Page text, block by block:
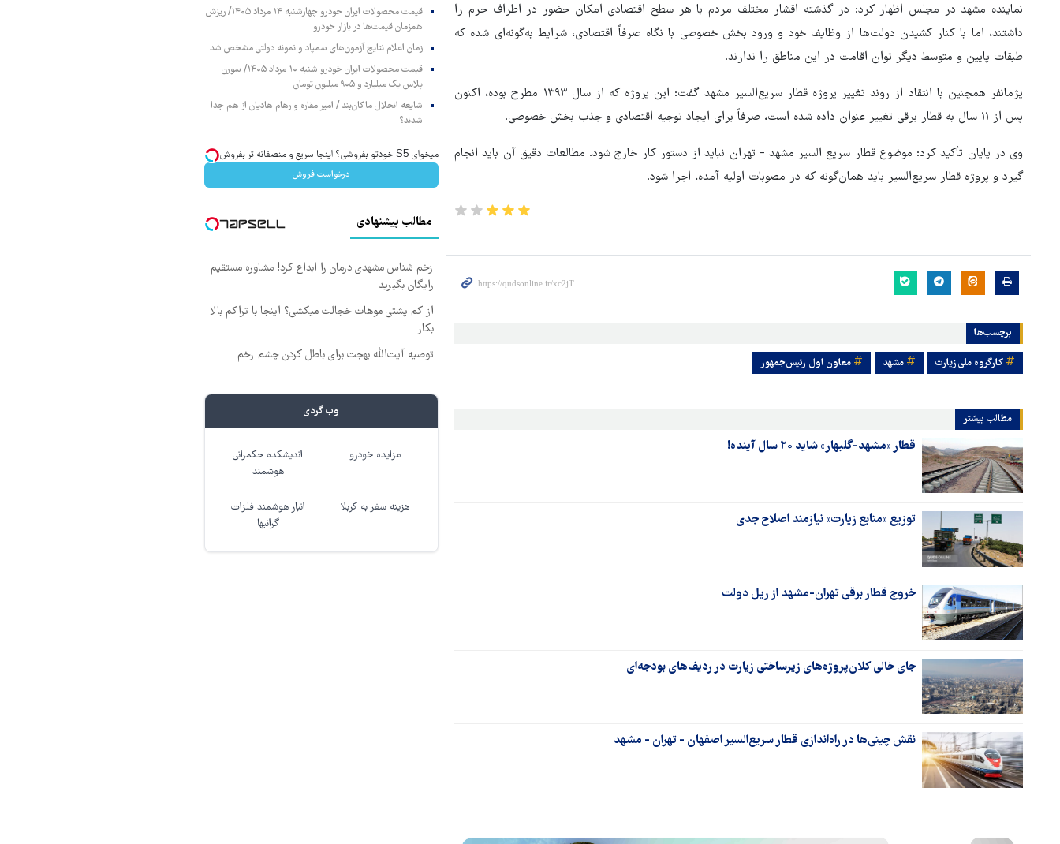
نماینده مشهد در مجلس اظهار کرد: در گذشته اقشار مختلف مردم با هر سطح اقتصادی امکان حضور در اطراف حرم را
داشتند، اما با کنار کشیدن دولت‌ها از وظایف خود و ورود بخش خصوصی با نگاه صرفاً اقتصادی، شرایط به‌گونه‌ای شده که
طبقات پایین و متوسط دیگر توان اقامت در این مناطق را ندارند.
پژمانفر همچنین با انتقاد از روند تغییر پروژه قطار سریع‌السیر مشهد گفت: این پروژه که از سال ۱۳۹۳ مطرح بوده، اکنون
پس از ۱۱ سال به قطار برقی تغییر عنوان داده شده است، صرفاً برای ایجاد توجیه اقتصادی و جذب بخش خصوصی.
وی در پایان تأکید کرد: موضوع قطار سریع السیر مشهد - تهران نباید از دستور کار خارج شود. مطالعات دقیق آن باید انجام
گیرد و پروژه قطار سریع‌السیر باید همان‌گونه که در مصوبات اولیه آمده، اجرا شود.
برچسب‌ها
کارگروه ملی زیارت مشهد معاون اول رئیس‌‌جمهور
مطالب بیشتر
قطار «مشهد-گلبهار» شاید ۲۰ سال آینده!
توزیع «منابع زیارت» نیازمند اصلاح جدی
خروج قطار برقی تهران-مشهد از ریل دولت
جای خالی کلان‌پروژه‌های زیرساختی زیارت در ردیف‌های بودجه‌ای
نقش چینی‌ها در راه‌اندازی قطار سریع‌السیر اصفهان - تهران - مشهد
قیمت محصولات ایران خودرو چهارشنبه ۱۴ مرداد ۱۴۰۵/ ریزش
همزمان قیمت‌ها در بازار خودرو
زمان اعلام نتایج آزمون‌های سمپاد و نمونه دولتی مشخص شد
قیمت محصولات ایران خودرو شنبه ۱۰ مرداد ۱۴۰۵/ سورن
پلاس یک میلیارد و ۹۰۵ میلیون تومان
شایعه انحلال ماکان‌بند / امیر مقاره و رهام هادیان از هم جدا
شدند؟
میخوای S5 خودتو بفروشی؟ اینجا سریع و منصفانه تر بفروش
درخواست فروش
مطالب پیشنهادی
زخم شناس مشهدی درمان را ابداع کرد! مشاوره مستقیم
رایگان بگیرید
از کم پشتی موهات خجالت میکشی؟ اینجا با تراکم بالا
بکار
توصیه آیت‌الله بهجت برای باطل کردن چشم زخم
وب گردی
مزایده خودرو
اندیشکده حکمرانی
هوشمند
هزینه سفر به کربلا
انبار هوشمند فلزات
گرانبها